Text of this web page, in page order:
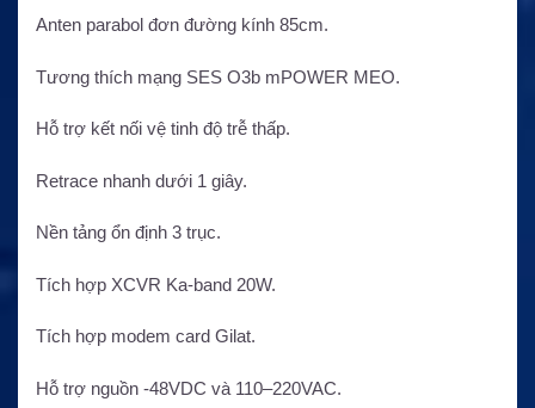
Anten parabol đơn đường kính 85cm.
Tương thích mạng SES O3b mPOWER MEO.
Hỗ trợ kết nối vệ tinh độ trễ thấp.
Retrace nhanh dưới 1 giây.
Nền tảng ổn định 3 trục.
Tích hợp XCVR Ka-band 20W.
Tích hợp modem card Gilat.
Hỗ trợ nguồn -48VDC và 110–220VAC.